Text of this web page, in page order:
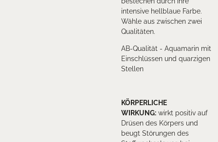
intensive hellblaue Farbe.
Wähle aus zwischen zwei
Qualitäten.
AB-Qualität - Aquamarin mit
Einschlüssen und quarzigen
Stellen
KÖRPERLICHE
WIRKUNG: wirkt positiv auf
Drüsen des Körpers und
beugt Störungen des